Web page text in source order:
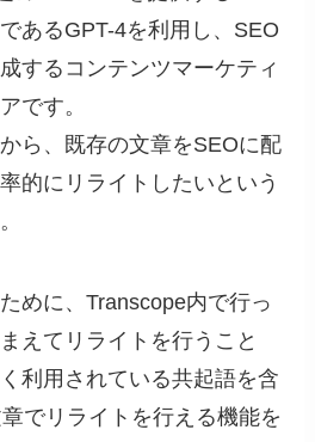
あるGPT-4を利用し、SEO
するコンテンツマーケティ
です。
ら、既存の文章をSEOに配
的にリライトしたいという
めに、Transcope内で行っ
えてリライトを行うこと
利用されている共起語を含
でリライトを行える機能を